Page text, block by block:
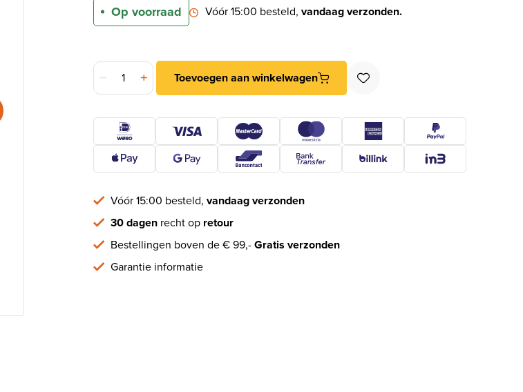
Op voorraad Vóór 15:00 besteld, vandaag verzonden.
DX Magneetsnapper 4 kg wit aantal
Toevoegen aan winkelwagen
Vóór 15:00 besteld, vandaag verzonden
30 dagen recht op retour
Bestellingen boven de € 99,-Gratis verzonden
Garantie informatie